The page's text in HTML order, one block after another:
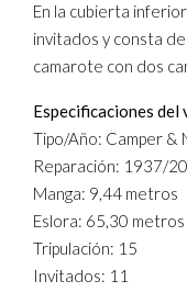
En la cubierta
invitados y consta
camarote con dos
Especificaciones del
Tipo/Año: Camper &
Reparación: 1937/
Manga: 9,44 metros
Eslora: 65,30 metros
Tripulación: 15
Invitados: 11